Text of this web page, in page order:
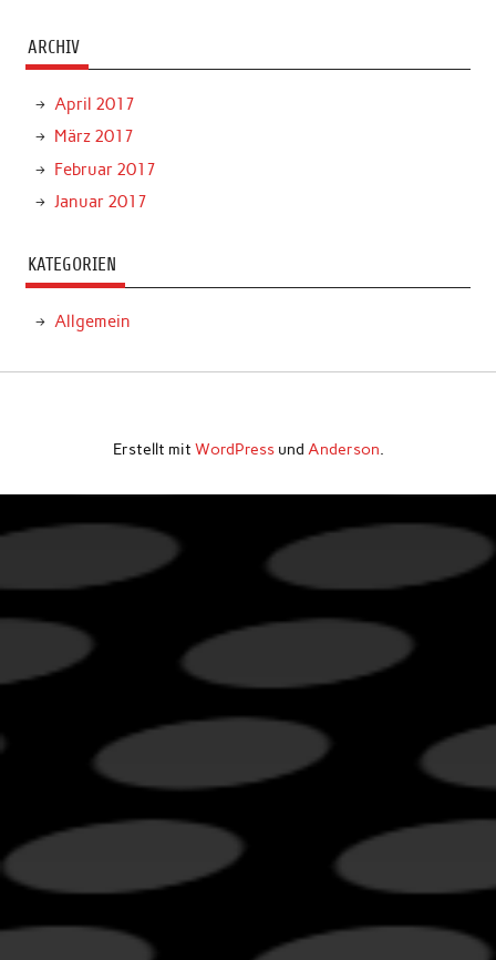
ARCHIV
April 2017
März 2017
Februar 2017
Januar 2017
KATEGORIEN
Allgemein
Erstellt mit WordPressund Anderson